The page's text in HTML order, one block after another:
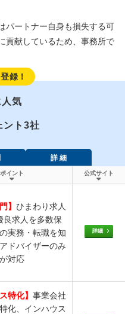
パートナー自身も損失する可
貢献しているため、事務所で
録！
気
ント3社
詳 細
ポイント 公式サイト
】 ひまわり求人
良求人を多数保
実務・転職を知
ドバイザーのみ
が対応
詳細
特化】 事業会社
化、インハウス